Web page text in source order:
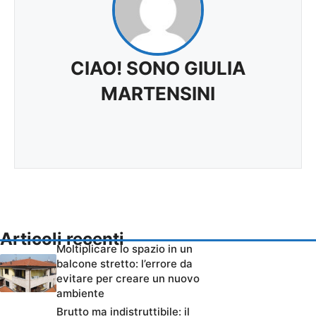
CIAO! SONO GIULIA
MARTENSINI
Articoli recenti
Moltiplicare lo spazio in un
balcone stretto: l’errore da
evitare per creare un nuovo
ambiente
Brutto ma indistruttibile: il